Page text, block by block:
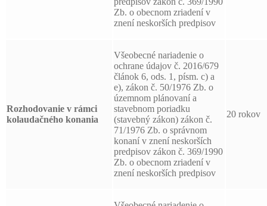
Zb. o obecnom zriadení v
znení neskorších predpisov
Rozhodovanie v rámci
kolaudačného konania
Všeobecné nariadenie o
ochrane údajov č. 2016/679
článok 6, ods. 1, písm. c) a
e), zákon č. 50/1976 Zb. o
územnom plánovaní a
stavebnom poriadku
(stavebný zákon) zákon č.
71/1976 Zb. o správnom
konaní v znení neskorších
predpisov zákon č. 369/1990
Zb. o obecnom zriadení v
znení neskorších predpisov
20 rokov